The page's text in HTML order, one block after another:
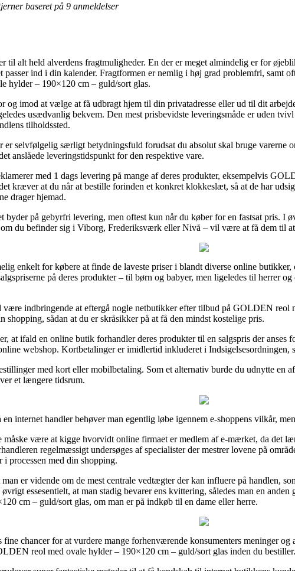
baseret på 9 anmeldelser
til alt held alverdens fragtmuligheder. En der er meget almindelig er for
passer ind i din kalender. Fragtformen er nemlig i høj grad problemfri, samt
hylder – 190×120 cm – guld/sort glas.
og imod at vælge at få udbragt hjem til din privatadresse eller ud til dit
usædvanlig bekvem. Den mest prisbevidste leveringsmåde er uden
tilholdssted.
er selvfølgelig særligt betydningsfuld forudsat du absolut skal bruge varerne
anslåede leveringstidspunkt for den respektive vare.
med 1 dags levering på mange af deres produkter, eksempelvis
kræver at du når at bestille forinden et konkret klokkeslæt, så at de har
drager hjemad.
byder på gebyrfri levering, men oftest kun når du køber for en fastsat pris. I
du befinder sig i Viborg, Frederiksværk eller Nivå – vil være at få dem til
enkelt for købere at finde de laveste priser i blandt diverse online
på deres produkter – til børn og babyer, men ligeledes til herrer
indbringende at eftergå nogle netbutikker efter tilbud på GOLDEN reol
sådan at du er skråsikker på at få den mindst kostelige pris.
at ifald en online butik forhandler deres produkter til en salgspris der
webshop. Kortbetalinger er imidlertid inkluderet i Indsigelsesordningen,
med kort eller mobilbetaling. Som et alternativ burde du udnytte en
et længere tidsrum.
internet handler behøver man egentlig løbe igennem e-shoppens vilkår,
måske være at kigge hvorvidt online firmaet er medlem af e-mærket, da det
regelmæssigt undersøges af specialister der mestrer lovene på
processen med din shopping.
er vidende om de mest centrale vedtægter der kan influere på handlen,
essesentielt, at man stadig bevarer ens kvittering, således man en
cm – guld/sort glas, om man er på indkøb til en dame eller herre.
chancer for at vurdere mange forhenværende konsumenters meninger
reol med ovale hylder – 190×120 cm – guld/sort glas inden du bestiller.